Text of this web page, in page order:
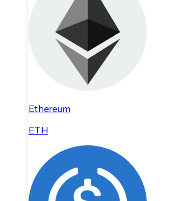
Ethereum
ETH